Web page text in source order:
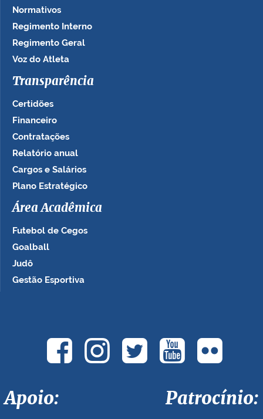
Normativos
Regimento Interno
Regimento Geral
Voz do Atleta
Transparência
Certidões
Financeiro
Contratações
Relatório anual
Cargos e Salários
Plano Estratégico
Área Acadêmica
Futebol de Cegos
Goalball
Judô
Gestão Esportiva
Apoio: Patrocínio: